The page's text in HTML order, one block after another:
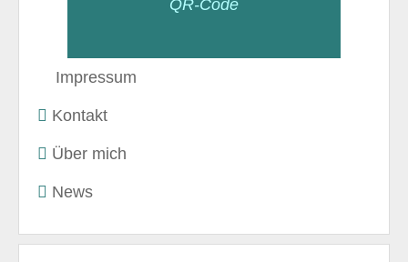
QR-Code
Impressum
Kontakt
Über mich
News